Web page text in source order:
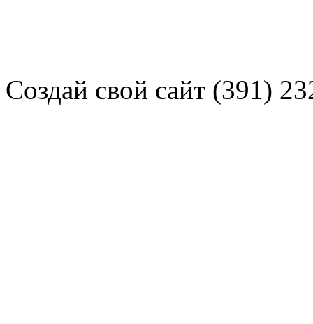
Создай свой сайт (391)